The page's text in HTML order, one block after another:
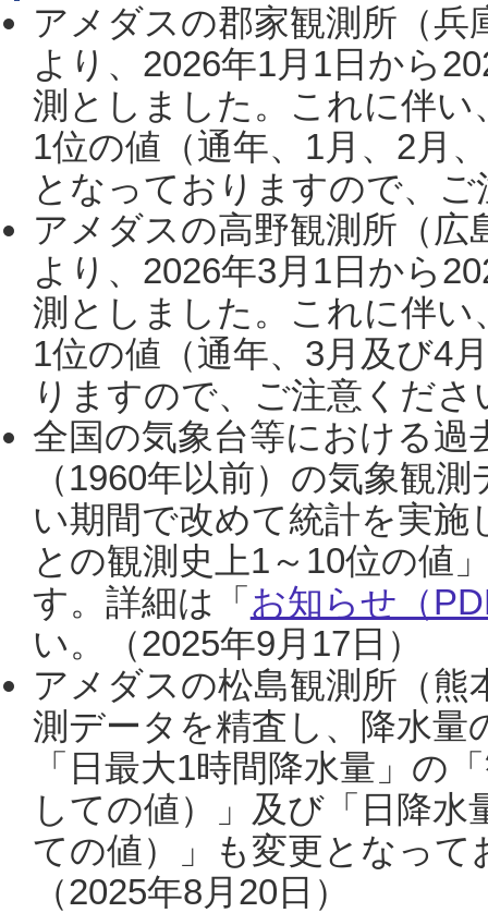
アメダスの郡家観測所（
より、2026年1月1日から
測としました。これに伴い
1位の値（通年、1月、2月
となっておりますので、
アメダスの高野観測所（
より、2026年3月1日から
測としました。これに伴い
1位の値（通年、3月及び4
りますので、ご注意くだ
全国の気象台等における過
（1960年以前）の気象観
い期間で改めて統計を実
との観測史上1～10位の値
す。詳細は「 お知らせ（
い。（2025年9月17日）
アメダスの松島観測所（熊
測データを精査し、降水
「日最大1時間降水量」の
しての値）」及び「日降
ての値）」も変更となっ
（2025年8月20日）